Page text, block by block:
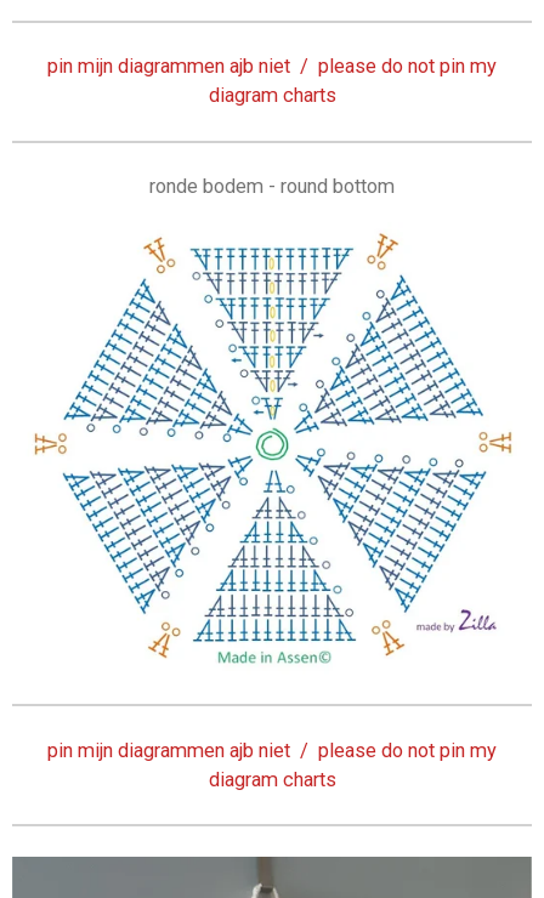
pin mijn diagrammen ajb niet / please do not pin my
diagram charts
ronde bodem - round bottom
pin mijn diagrammen ajb niet / please do not pin my
diagram charts